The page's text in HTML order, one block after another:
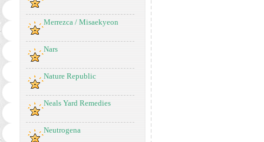
Merrezca / Misaekyeon
Nars
Nature Republic
Neals Yard Remedies
Neutrogena